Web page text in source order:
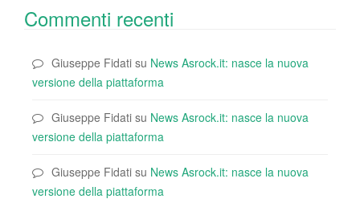
Commenti recenti
Giuseppe Fidati su News Asrock.it: nasce la nuova
versione della piattaforma
Giuseppe Fidati su News Asrock.it: nasce la nuova
versione della piattaforma
Giuseppe Fidati su News Asrock.it: nasce la nuova
versione della piattaforma